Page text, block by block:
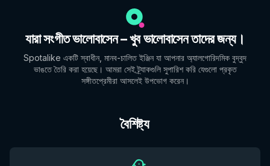
যারা সংগীত ভালোবাসেন – খুব ভালোবাসেন তাদের জন্য।
Spotalike একটি স্বাধীন, মানব-চালিত ইঞ্জিন যা আপনার অ্যালগোরিদমিক বুদ্বুদ
ভাঙতে তৈরি করা হয়েছে। আমরা সেই ট্র্যাকগুলি সুপারিশ করি যেগুলো প্রকৃত
সঙ্গীতপ্রেমীরা আসলেই উপভোগ করেন।
বৈশিষ্ট্য